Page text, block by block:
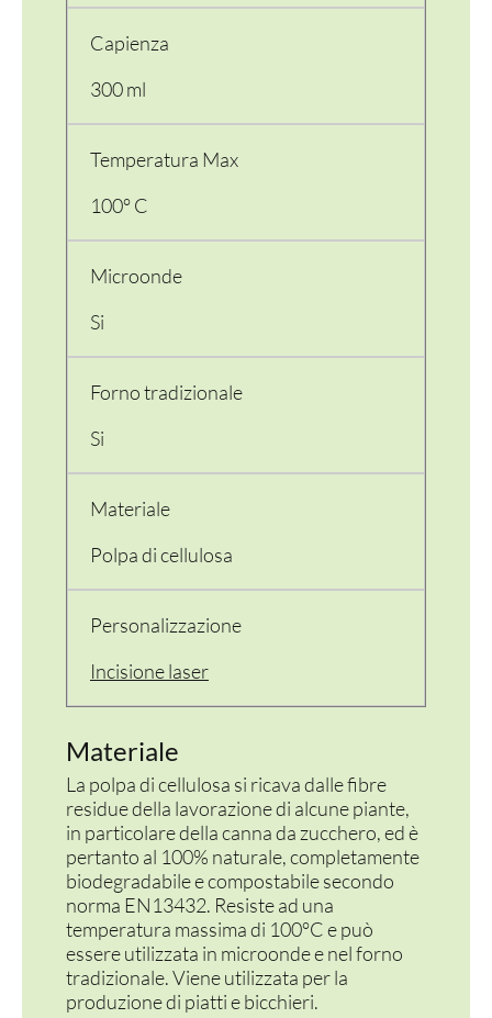
PER LA TAVOLA
CONTENITORI E ASPORTO
VASSOI E COTTURA
TERMOSALDABILI
Capienza
300 ml
Temperatura Max
100° C
Microonde
Si
Forno tradizionale
Si
Materiale
Polpa di cellulosa
Personalizzazione
Incisione laser
Materiale
La polpa di cellulosa si ricava dalle fibre
residue della lavorazione di alcune piante,
in particolare della canna da zucchero, ed è
pertanto al 100% naturale, completamente
biodegradabile e compostabile secondo
norma EN13432. Resiste ad una
temperatura massima di 100°C e può
essere utilizzata in microonde e nel forno
tradizionale. Viene utilizzata per la
produzione di piatti e bicchieri.